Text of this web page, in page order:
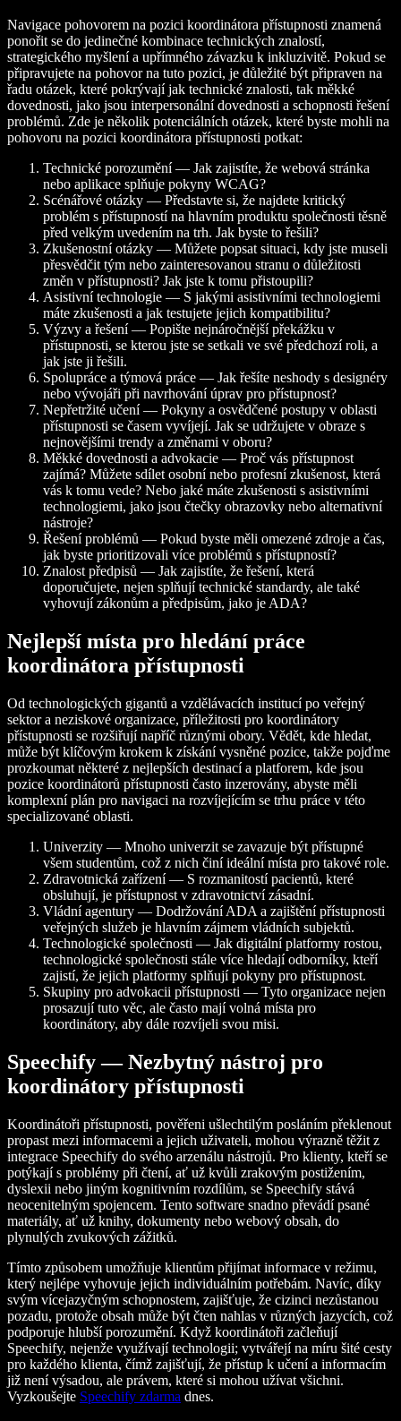
Navigace pohovorem na pozici koordinátora přístupnosti znamená
ponořit se do jedinečné kombinace technických znalostí,
strategického myšlení a upřímného závazku k inkluzivitě. Pokud se
připravujete na pohovor na tuto pozici, je důležité být připraven na
řadu otázek, které pokrývají jak technické znalosti, tak měkké
dovednosti, jako jsou interpersonální dovednosti a schopnosti řešení
problémů. Zde je několik potenciálních otázek, které byste mohli na
pohovoru na pozici koordinátora přístupnosti potkat:
Technické porozumění — Jak zajistíte, že webová stránka
nebo aplikace splňuje pokyny WCAG?
Scénářové otázky — Představte si, že najdete kritický
problém s přístupností na hlavním produktu společnosti těsně
před velkým uvedením na trh. Jak byste to řešili?
Zkušenostní otázky — Můžete popsat situaci, kdy jste museli
přesvědčit tým nebo zainteresovanou stranu o důležitosti
změn v přístupnosti? Jak jste k tomu přistoupili?
Asistivní technologie — S jakými asistivními technologiemi
máte zkušenosti a jak testujete jejich kompatibilitu?
Výzvy a řešení — Popište nejnáročnější překážku v
přístupnosti, se kterou jste se setkali ve své předchozí roli, a
jak jste ji řešili.
Spolupráce a týmová práce — Jak řešíte neshody s designéry
nebo vývojáři při navrhování úprav pro přístupnost?
Nepřetržité učení — Pokyny a osvědčené postupy v oblasti
přístupnosti se časem vyvíjejí. Jak se udržujete v obraze s
nejnovějšími trendy a změnami v oboru?
Měkké dovednosti a advokacie — Proč vás přístupnost
zajímá? Můžete sdílet osobní nebo profesní zkušenost, která
vás k tomu vede? Nebo jaké máte zkušenosti s asistivními
technologiemi, jako jsou čtečky obrazovky nebo alternativní
nástroje?
Řešení problémů — Pokud byste měli omezené zdroje a čas,
jak byste prioritizovali více problémů s přístupností?
Znalost předpisů — Jak zajistíte, že řešení, která
doporučujete, nejen splňují technické standardy, ale také
vyhovují zákonům a předpisům, jako je ADA?
Nejlepší místa pro hledání práce
koordinátora přístupnosti
Od technologických gigantů a vzdělávacích institucí po veřejný
sektor a neziskové organizace, příležitosti pro koordinátory
přístupnosti se rozšiřují napříč různými obory. Vědět, kde hledat,
může být klíčovým krokem k získání vysněné pozice, takže pojďme
prozkoumat některé z nejlepších destinací a platforem, kde jsou
pozice koordinátorů přístupnosti často inzerovány, abyste měli
komplexní plán pro navigaci na rozvíjejícím se trhu práce v této
specializované oblasti.
Univerzity — Mnoho univerzit se zavazuje být přístupné
všem studentům, což z nich činí ideální místa pro takové role.
Zdravotnická zařízení — S rozmanitostí pacientů, které
obsluhují, je přístupnost v zdravotnictví zásadní.
Vládní agentury — Dodržování ADA a zajištění přístupnosti
veřejných služeb je hlavním zájmem vládních subjektů.
Technologické společnosti — Jak digitální platformy rostou,
technologické společnosti stále více hledají odborníky, kteří
zajistí, že jejich platformy splňují pokyny pro přístupnost.
Skupiny pro advokacii přístupnosti — Tyto organizace nejen
prosazují tuto věc, ale často mají volná místa pro
koordinátory, aby dále rozvíjeli svou misi.
Speechify — Nezbytný nástroj pro
koordinátory přístupnosti
Koordinátoři přístupnosti, pověřeni ušlechtilým posláním překlenout
propast mezi informacemi a jejich uživateli, mohou výrazně těžit z
integrace Speechify do svého arzenálu nástrojů. Pro klienty, kteří se
potýkají s problémy při čtení, ať už kvůli zrakovým postižením,
dyslexii nebo jiným kognitivním rozdílům, se Speechify stává
neocenitelným spojencem. Tento software snadno převádí psané
materiály, ať už knihy, dokumenty nebo webový obsah, do
plynulých zvukových zážitků.
Tímto způsobem umožňuje klientům přijímat informace v režimu,
který nejlépe vyhovuje jejich individuálním potřebám. Navíc, díky
svým vícejazyčným schopnostem, zajišťuje, že cizinci nezůstanou
pozadu, protože obsah může být čten nahlas v různých jazycích, což
podporuje hlubší porozumění. Když koordinátoři začleňují
Speechify, nejenže využívají technologii; vytvářejí na míru šité cesty
pro každého klienta, čímž zajišťují, že přístup k učení a informacím
již není výsadou, ale právem, které si mohou užívat všichni.
Vyzkoušejte Speechify zdarma dnes.